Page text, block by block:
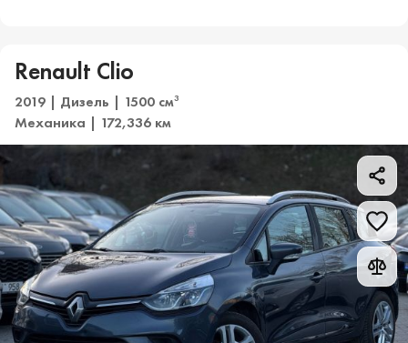
Renault Clio
2019 | Дизель | 1500 см3
Механика | 172,336 км